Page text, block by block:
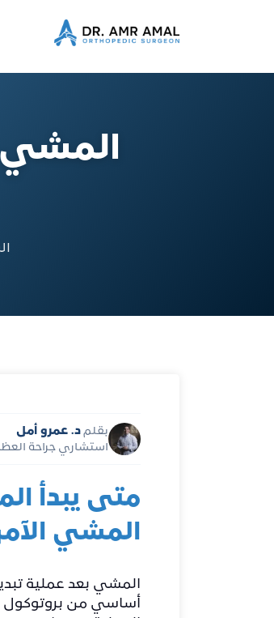
المشي
بقلم د. عمرو أمل
استشاري جراحة
متى يبدأ
المشي
أساسي من بروتوكول